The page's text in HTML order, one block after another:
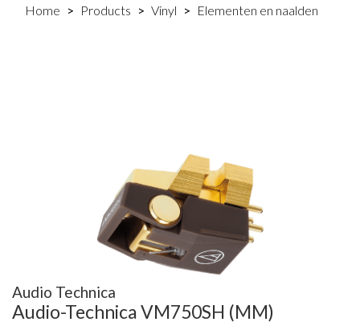
Home Products Vinyl Elementen en naalden
Audio Technica
Audio-Technica VM750SH (MM)